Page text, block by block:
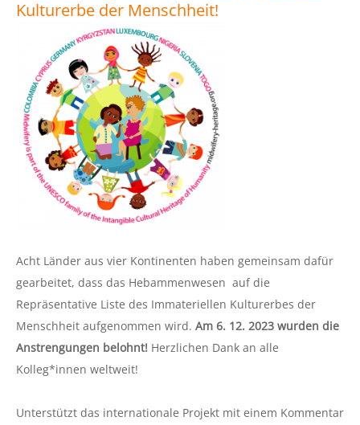
Kulturerbe der Menschheit!
Acht Länder aus vier Kontinenten haben gemeinsam dafür
gearbeitet, dass das Hebammenwesen auf die
Repräsentative Liste des Immateriellen Kulturerbes der
Menschheit aufgenommen wird. Am 6. 12. 2023 wurden die
Anstrengungen belohnt! Herzlichen Dank an alle
Kolleg*innen weltweit!
Unterstützt das internationale Projekt mit einem Kommentar